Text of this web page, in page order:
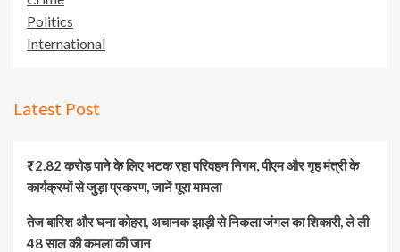
Politics
International
Latest Post
₹2.82 करोड़ पाने के लिए भटक रहा परिवहन निगम, पीएम और गृह मंत्री के
कार्यक्रमों से जुड़ा प्रकरण, जानें पूरा मामला
तेज बारिश और घना कोहरा, अचानक झाड़ी से निकला जंगल का शिकारी, ले ली
48 साल की कमला की जान